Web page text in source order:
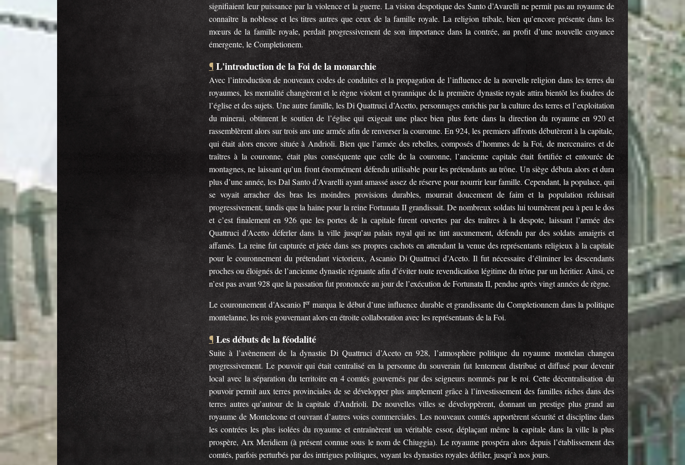
signifiaient leur puissance par la violence et la guerre. La vision despotique des Santo d’Avarelli ne permit pas au royaume de
connaître la noblesse et les titres autres que ceux de la famille royale. La religion tribale, bien qu’encore présente dans les
mœurs de la famille royale, perdait progressivement de son importance dans la contrée, au profit d’une nouvelle croyance
émergente, le Completionem.
¶ L'introduction de la Foi de la monarchie
Avec l’introduction de nouveaux codes de conduites et la propagation de l’influence de la nouvelle religion dans les terres du
royaumes, les mentalité changèrent et le règne violent et tyrannique de la première dynastie royale attira bientôt les foudres de
l’église et des sujets. Une autre famille, les Di Quattruci d’Acetto, personnages enrichis par la culture des terres et l’exploitation
du minerai, obtinrent le soutien de l’église qui exigeait une place bien plus forte dans la direction du royaume en 920 et
rassemblèrent alors sur trois ans une armée afin de renverser la couronne. En 924, les premiers affronts débutèrent à la capitale,
qui était alors encore située à Andrioli. Bien que l’armée des rebelles, composés d’hommes de la Foi, de mercenaires et de
traîtres à la couronne, était plus conséquente que celle de la couronne, l’ancienne capitale était fortifiée et entourée de
montagnes, ne laissant qu’un front énormément défendu utilisable pour les prétendants au trône. Un siège débuta alors et dura
plus d’une année, les Dal Santo d’Avarelli ayant amassé assez de réserve pour nourrir leur famille. Cependant, la populace, qui
se voyait arracher des bras les moindres provisions durables, mourrait doucement de faim et la population réduisait
progressivement, tandis que la haine pour la reine Fortunata II grandissait. De nombreux soldats lui tournèrent peu à peu le dos
et c’est finalement en 926 que les portes de la capitale furent ouvertes par des traîtres à la despote, laissant l’armée des
Quattruci d’Acetto déferler dans la ville jusqu’au palais royal qui ne tint aucunement, défendu par des soldats amaigris et
affamés. La reine fut capturée et jetée dans ses propres cachots en attendant la venue des représentants religieux à la capitale
pour le couronnement du prétendant victorieux, Ascanio Di Quattruci d’Aceto. Il fut nécessaire d’éliminer les descendants
proches ou éloignés de l’ancienne dynastie régnante afin d’éviter toute revendication légitime du trône par un héritier. Ainsi, ce
n’est pas avant 928 que la passation fut prononcée au jour de l’exécution de Fortunata II, pendue après vingt années de règne.
Le couronnement d’Ascanio Ier marqua le début d’une influence durable et grandissante du Completionnem dans la politique
montelanne, les rois gouvernant alors en étroite collaboration avec les représentants de la Foi.
¶ Les débuts de la féodalité
Suite à l’avènement de la dynastie Di Quattruci d’Aceto en 928, l’atmosphère politique du royaume montelan changea
progressivement. Le pouvoir qui était centralisé en la personne du souverain fut lentement distribué et diffusé pour devenir
local avec la séparation du territoire en 4 comtés gouvernés par des seigneurs nommés par le roi. Cette décentralisation du
pouvoir permit aux terres provinciales de se développer plus amplement grâce à l’investissement des familles riches dans des
terres autres qu’autour de la capitale d’Andrioli. De nouvelles villes se développèrent, donnant un prestige plus grand au
royaume de Monteleone et ouvrant d’autres voies commerciales. Les nouveaux comtés apportèrent sécurité et discipline dans
les contrées les plus isolées du royaume et entraînèrent un véritable essor, déplaçant même la capitale dans la ville la plus
prospère, Arx Meridiem (à présent connue sous le nom de Chiuggia). Le royaume prospéra alors depuis l’établissement des
comtés, parfois perturbés par des intrigues politiques, voyant les dynasties royales défiler, jusqu’à nos jours.